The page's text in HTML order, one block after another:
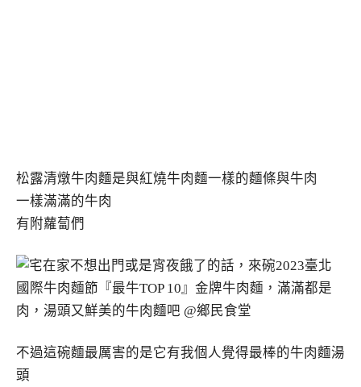
松露清燉牛肉麵是與紅燒牛肉麵一樣的麵條與牛肉
一樣滿滿的牛肉
有附蘿蔔們
不過這碗麵最厲害的是它有我個人覺得最棒的牛肉麵湯
頭